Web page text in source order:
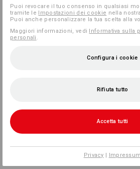
Puoi revocare il tuo consenso in qualsiasi
tramite le Impostazioni dei cookie nella
Puoi anche personalizzare la tua scelta alla
Maggiori informazioni, vedi Informativa sulla
personali
Configura i cookie
Rifiuta tutto
Accetta tutti
Privacy | Impressum